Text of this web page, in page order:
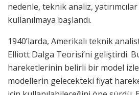
nedenle, teknik analiz,
kullanılmaya başlandı.
1940’larda, Amerikalı teknik
Elliott Dalga Teorisi’ni geliştirdi.
hareketlerinin belirli bir model
modellerin gelecekteki fiyat